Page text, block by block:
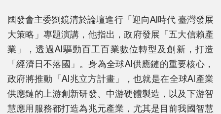
國發會主委劉鏡清於論壇進行「迎向AI時代 臺灣發展
大策略」專題演講，他指出，政府發展「五大信賴產
業」，透過AI驅動百工百業數位轉型及創新，打造
「經濟日不落國」。身為全球AI供應鏈的重要核心，
政府將推動「AI兆立方計畫」，也就是在全球AI產業
供應鏈的上游創新研發、中游硬體製造，以及下游智
慧應用服務都打造為兆元產業，尤其是目前我國智慧